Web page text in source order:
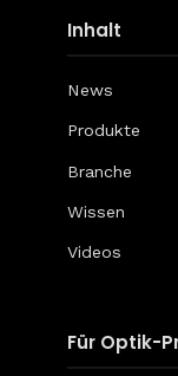
Inhalt
News
Produkte
Branche
Wissen
Videos
Für Optik-